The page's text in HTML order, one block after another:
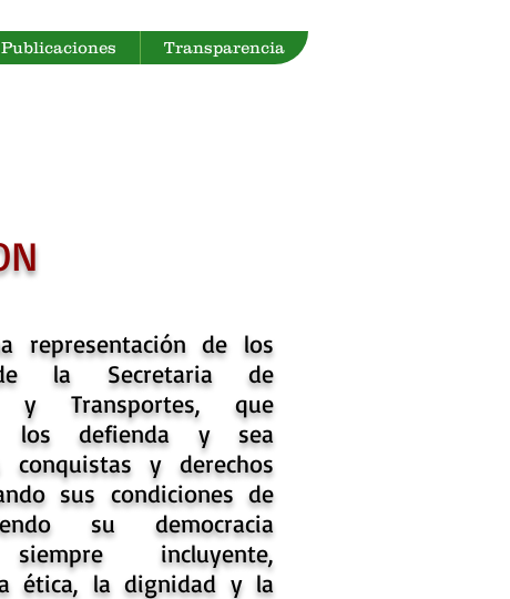
Transparencia
representación de los
la Secretaria de
y Transportes, que
los defienda y sea
y derechos
sus condiciones de
su democracia
incluyente,
ética, la dignidad y la